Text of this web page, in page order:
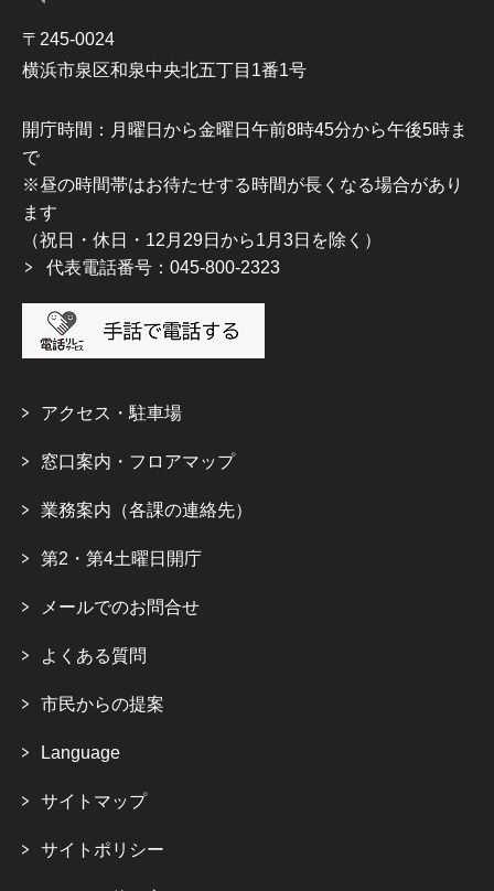
〒245-0024
横浜市泉区和泉中央北五丁目1番1号
開庁時間：月曜日から金曜日午前8時45分から午後5時ま
で
※昼の時間帯はお待たせする時間が長くなる場合があり
ます
（祝日・休日・12月29日から1月3日を除く）
代表電話番号：045-800-2323
アクセス・駐車場
窓口案内・フロアマップ
業務案内（各課の連絡先）
第2・第4土曜日開庁
メールでのお問合せ
よくある質問
市民からの提案
Language
サイトマップ
サイトポリシー